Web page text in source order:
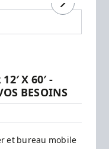
Suivant
X 60′ -
BESOINS
et bureau mobile